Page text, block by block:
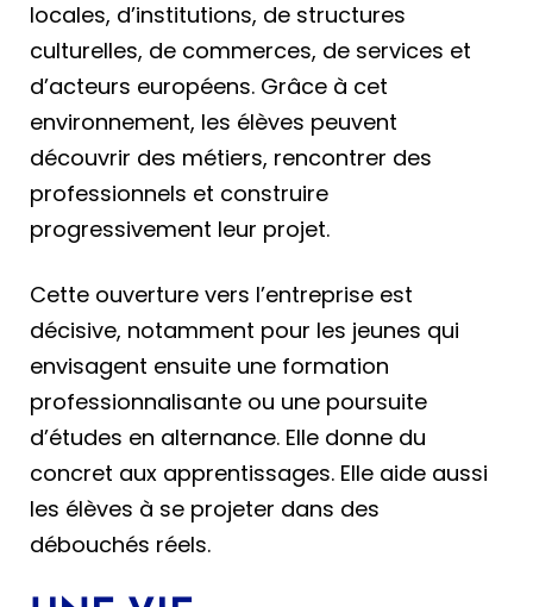
locales, d’institutions, de structures
culturelles, de commerces, de services et
d’acteurs européens. Grâce à cet
environnement, les élèves peuvent
découvrir des métiers, rencontrer des
professionnels et construire
progressivement leur projet.
Cette ouverture vers l’entreprise est
décisive, notamment pour les jeunes qui
envisagent ensuite une formation
professionnalisante ou une poursuite
d’études en alternance. Elle donne du
concret aux apprentissages. Elle aide aussi
les élèves à se projeter dans des
débouchés réels.